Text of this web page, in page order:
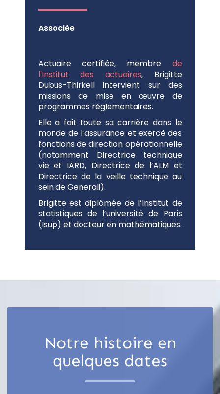
Associée
Actuaire certifiée, membre de
l'Institut des actuaires, Brigitte
Dubus-Thirkell intervient sur des
missions de mise en œuvre de
programmes réglementaires.
Elle a fait toute sa carrière dans le
monde de l’assurance et exercé des
fonctions de direction opérationnelle
(notamment Directrice technique
vie et IARD, Directrice de l’ALM et
Directrice de la veille technique au
sein de Generali).
Brigitte est diplômée de l’Institut de
statistiques de l’université de Paris
(Isup) et docteur en mathématiques.
Notre histoire en
quelques dates